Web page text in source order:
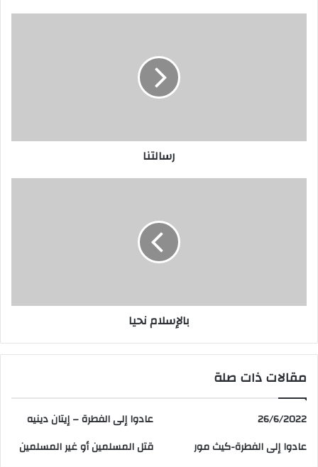
رسالتنا
بالإسلام نحيا
مقالات ذات صلة
26/6/2022
عادوا إلى الفطرة – إيتان دينيه
عادوا إلى الفطرة-كيث مور
قتل المسلمين أو غير المسلمين